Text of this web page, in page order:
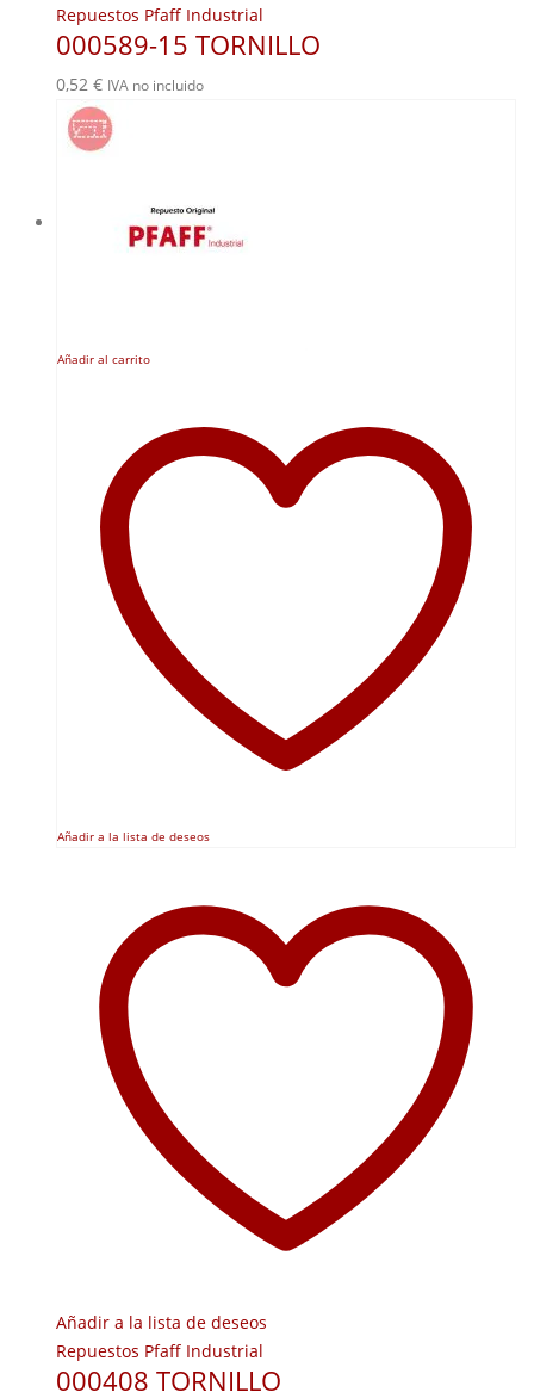
Repuestos Pfaff Industrial
000589-15 TORNILLO
0,52 € IVA no incluido
Añadir al carrito
Añadir a la lista de deseos
Añadir a la lista de deseos
Repuestos Pfaff Industrial
000408 TORNILLO